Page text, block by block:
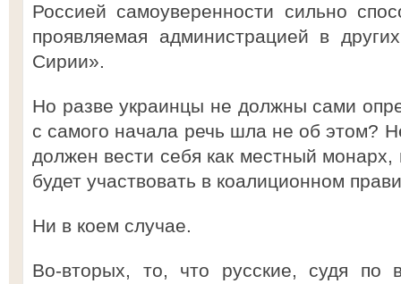
Россией самоуверенности сильно
проявляемая администрацией в
Сирии».
Но разве украинцы не должны сами
с самого начала речь шла не об этом?
должен вести себя как местный монарх,
будет участвовать в коалиционном
Ни в коем случае.
Во-вторых, то, что русские, судя по